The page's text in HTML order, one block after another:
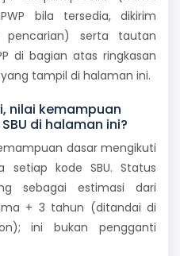
bila tersedia, dikirim
pencarian) serta tautan
di bagian atas ringkasan
tampil di halaman ini.
nilai kemampuan
di halaman ini?
dasar mengikuti
setiap kode SBU. Status
sebagai estimasi dari
+ 3 tahun (ditandai di
ini bukan pengganti